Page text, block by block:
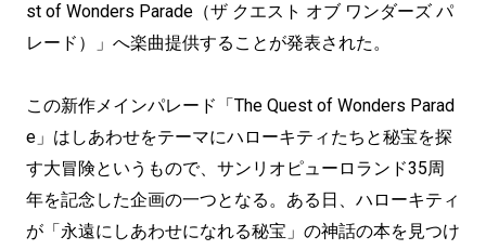
st of Wonders Parade（ザ クエスト オブ ワンダーズ パ
レード）」へ楽曲提供することが発表された。
この新作メインパレード「The Quest of Wonders Parad
e」はしあわせをテーマにハローキティたちと秘宝を探
す大冒険というもので、サンリオピューロランド35周
年を記念した企画の一つとなる。ある日、ハローキティ
が「永遠にしあわせになれる秘宝」の神話の本を見つけ